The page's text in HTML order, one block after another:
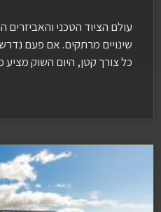
עולם הציוד הטכני והאביזרים
שינויים מרתקים. אם פעם
כל צורך קטן, היום השוק מציע